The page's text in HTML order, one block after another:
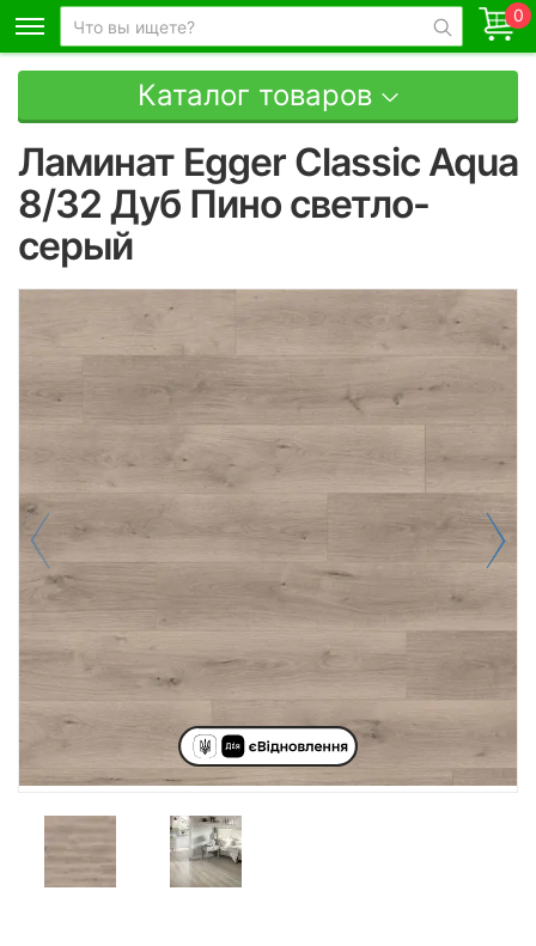
0
Каталог товаров
Ламинат Egger Classic Aqua
8/32 Дуб Пино светло-
серый